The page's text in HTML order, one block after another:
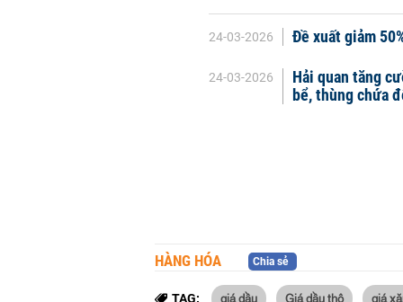
24-03-2026 Đề xuất giảm
24-03-2026
Hải quan tăng
bể, thùng chứa
HÀNG HÓA Chia sẻ
TAG: giá dầu Giá dầu thô giá